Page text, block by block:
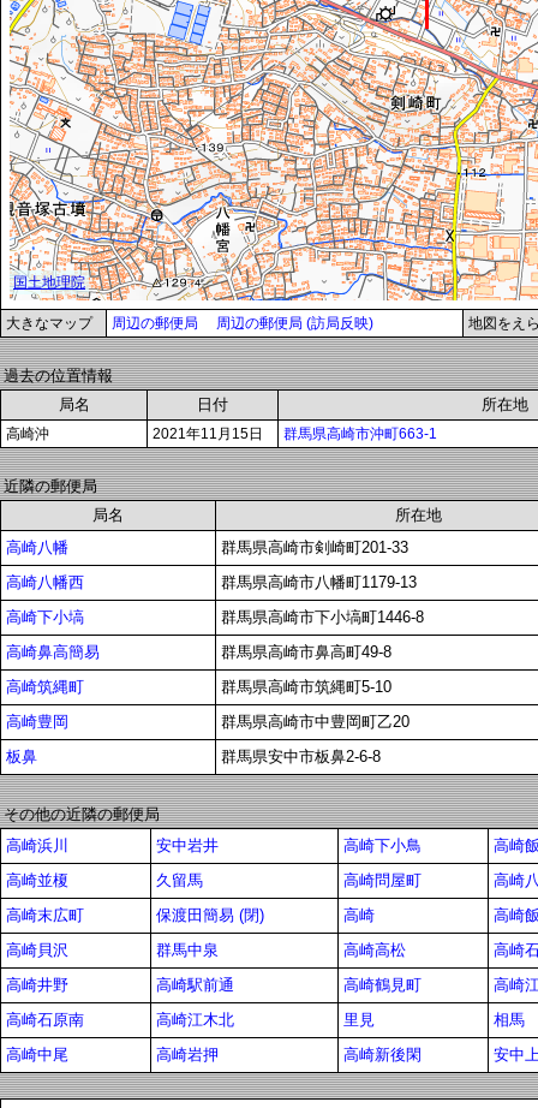
大きなマップ 周辺の郵便局 周辺の郵便局 (訪局反映) 地図をえ
過去の位置情報
局名
日付 所在地
高崎沖 2021年11月15日 群馬県高崎市沖町663-1
近隣の郵便局
局名
所在地
高崎八幡
群馬県高崎市剣崎町201-33
高崎八幡西
群馬県高崎市八幡町1179-13
高崎下小塙
群馬県高崎市下小塙町1446-8
高崎鼻高簡易
群馬県高崎市鼻高町49-8
高崎筑縄町
群馬県高崎市筑縄町5-10
高崎豊岡
群馬県高崎市中豊岡町乙20
板鼻
群馬県安中市板鼻2-6-8
その他の近隣の郵便局
高崎浜川
安中岩井 高崎下小鳥
高崎
高崎並榎
久留馬 高崎問屋町
高崎
高崎末広町
保渡田簡易 (閉) 高崎
高崎
高崎貝沢
群馬中泉 高崎高松
高崎
高崎井野
高崎駅前通 高崎鶴見町
高崎
高崎石原南
高崎江木北 里見
相馬
高崎中尾
高崎岩押 高崎新後閑 安中